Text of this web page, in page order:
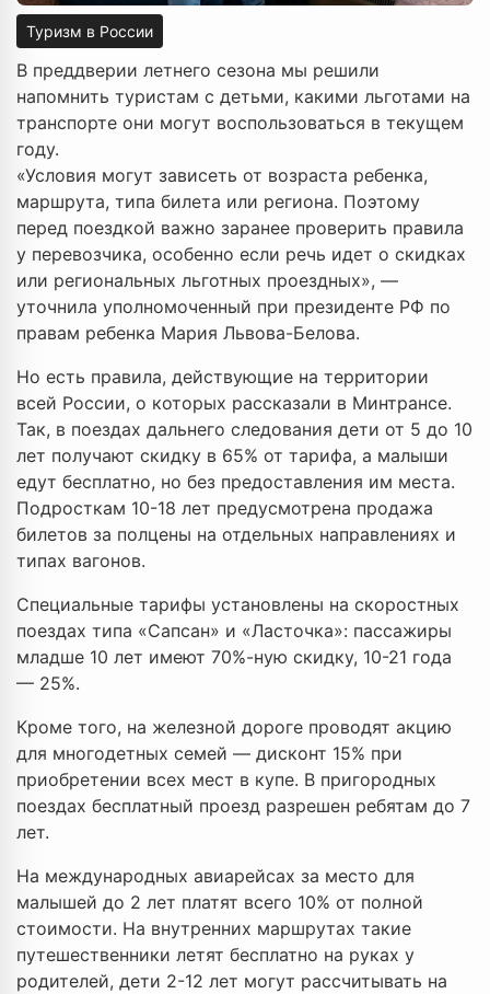
Туризм в России
В преддверии летнего сезона мы решили
напомнить туристам с детьми, какими льготами на
транспорте они могут воспользоваться в текущем
году.
«Условия могут зависеть от возраста ребенка,
маршрута, типа билета или региона. Поэтому
перед поездкой важно заранее проверить правила
у перевозчика, особенно если речь идет о скидках
или региональных льготных проездных», —
уточнила уполномоченный при президенте РФ по
правам ребенка Мария Львова-Белова.
Но есть правила, действующие на территории
всей России, о которых рассказали в Минтрансе.
Так, в поездах дальнего следования дети от 5 до 10
лет получают скидку в 65% от тарифа, а малыши
едут бесплатно, но без предоставления им места.
Подросткам 10-18 лет предусмотрена продажа
билетов за полцены на отдельных направлениях и
типах вагонов.
Специальные тарифы установлены на скоростных
поездах типа «Сапсан» и «Ласточка»: пассажиры
младше 10 лет имеют 70%-ную скидку, 10-21 года
— 25%.
Кроме того, на железной дороге проводят акцию
для многодетных семей — дисконт 15% при
приобретении всех мест в купе. В пригородных
поездах бесплатный проезд разрешен ребятам до 7
лет.
На международных авиарейсах за место для
малышей до 2 лет платят всего 10% от полной
стоимости. На внутренних маршрутах такие
путешественники летят бесплатно на руках у
родителей, дети 2-12 лет могут рассчитывать на